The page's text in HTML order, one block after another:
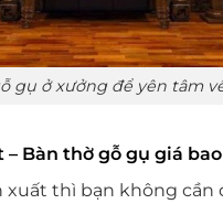
gụ ở xưởng để yên tâm
– Bàn thờ gỗ gụ giá
xuất thì bạn không cần